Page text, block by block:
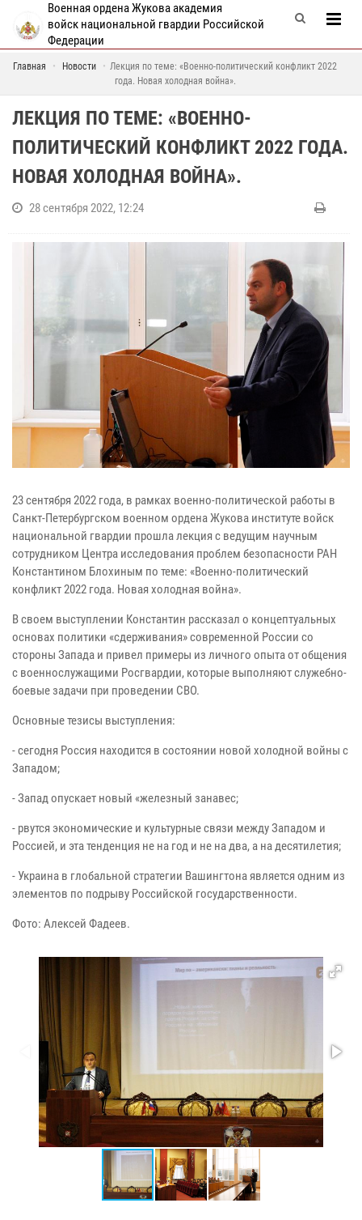
Военная ордена Жукова академия
войск национальной гвардии Российской
Федерации
Главная Новости
Лекция по теме: «Военно-политический конфликт 2022
года. Новая холодная война».
ЛЕКЦИЯ ПО ТЕМЕ: «ВОЕННО-
ПОЛИТИЧЕСКИЙ КОНФЛИКТ 2022 ГОДА.
НОВАЯ ХОЛОДНАЯ ВОЙНА».
28 сентября 2022, 12:24
23 сентября 2022 года, в рамках военно-политической работы в
Санкт-Петербургском военном ордена Жукова институте войск
национальной гвардии прошла лекция с ведущим научным
сотрудником Центра исследования проблем безопасности РАН
Константином Блохиным по теме: «Военно-политический
конфликт 2022 года. Новая холодная война».
В своем выступлении Константин рассказал о концептуальных
основах политики «сдерживания» современной России со
стороны Запада и привел примеры из личного опыта от общения
с военнослужащими Росгвардии, которые выполняют служебно-
боевые задачи при проведении СВО.
Основные тезисы выступления:
- сегодня Россия находится в состоянии новой холодной войны с
Западом;
- Запад опускает новый «железный занавес;
- рвутся экономические и культурные связи между Западом и
Россией, и эта тенденция не на год и не на два, а на десятилетия;
- Украина в глобальной стратегии Вашингтона является одним из
элементов по подрыву Российской государственности.
Фото: Алексей Фадеев.